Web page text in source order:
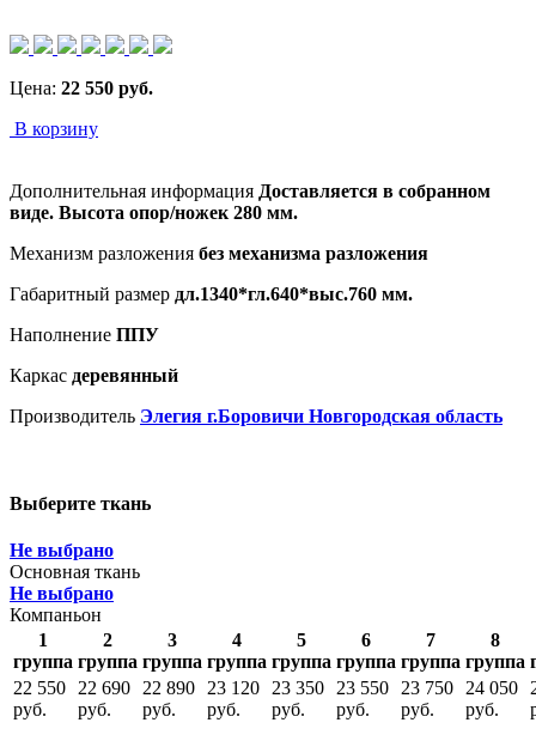
Цена: 22 550 руб.
В корзину
Дополнительная информация Доставляется в собранном
виде. Высота опор/ножек 280 мм.
Механизм разложения без механизма разложения
Габаритный размер дл.1340*гл.640*выс.760 мм.
Наполнение ППУ
Каркас деревянный
Производитель Элегия г.Боровичи Новгородская область
Выберите ткань
Не выбрано
Основная ткань
Не выбрано
Компаньон
1
группа
2
группа
3
группа
4
группа
5
группа
6
группа
7
группа
8
группа
22 550
руб.
22 690
руб.
22 890
руб.
23 120
руб.
23 350
руб.
23 550
руб.
23 750
руб.
24 050
руб.